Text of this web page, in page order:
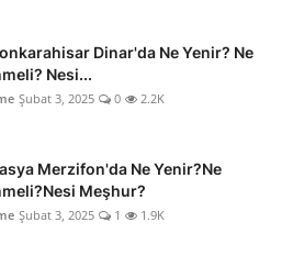
Dinar'da Ne Yenir? Ne
Nesi...
Şubat 3, 2025 0 2.2K
Merzifon'da Ne Yenir?Ne
Meşhur?
Şubat 3, 2025 1 1.9K